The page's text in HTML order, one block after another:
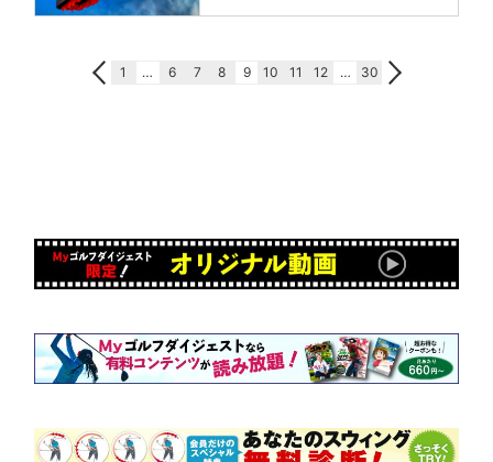
1 … 6 7 8 9 10 11 12 … 30